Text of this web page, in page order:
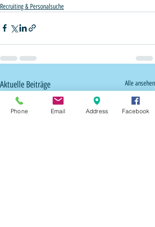
Recruiting & Personalsuche
Aktuelle Beiträge Alle ansehen
Phone Email Address Facebook